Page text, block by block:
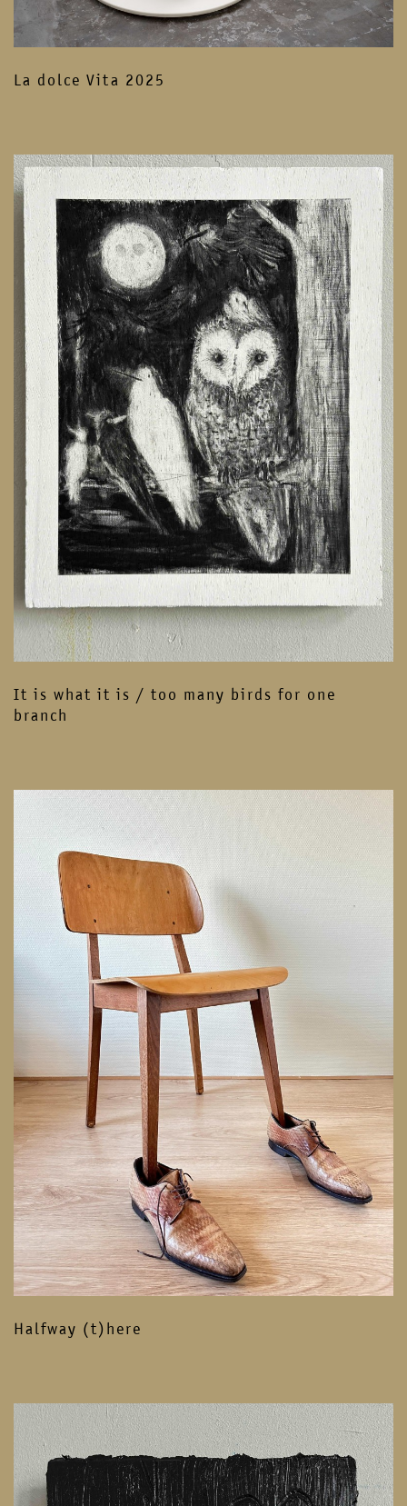
La dolce Vita 2025
It is what it is / too many birds for one
branch
Halfway (t)here